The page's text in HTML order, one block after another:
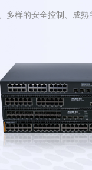
多样的安全控制、成熟